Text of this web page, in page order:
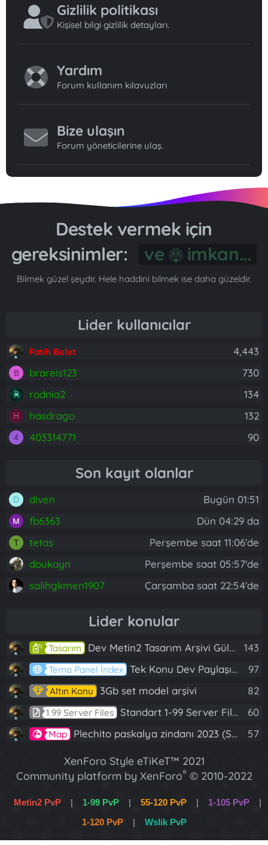
Gizlilik politikası
Kişisel bilgi gizlilik detayları.
Yardım
Forum kullanım kılavuzları
Bize ulaşın
Forum yöneticilerine ulaş.
Destek vermek için
gereksinimler:
Gönül...
Bilmek güzel şeydir. Hele haddini bilmek ise daha güzeldir.
Lider kullanıcılar
Fatih Bulut 4,443
B brareis123
730
rodnia2
134
H hasdrago 132
4 403314771 90
Son kayıt olanlar
D diven
Bugün 01:51
fb6363
Dün 04:29 da
T tetas
Perşembe saat 11:06'de
doukayn
Perşembe saat 05:57'de
salihgkmen1907
Çarşamba saat 22:54'de
Lider konular
Tasarım Dev Metin2 Tasarım Arşivi Güle Güle Kullanın 143
Tema Panel İndex Tek Konu Dev Paylaşım 10 Adet Server Tanıtım İndex 97
Altın Konu 3Gb set model arşivi 82
1 99 Server Files Standart 1-99 Server Files 60
Map Plechito paskalya zindanı 2023 (Spring Sanctuary dungeon) 57
XenForo Style eTiKeT™ 2021
Community platform by XenForo® © 2010-2022
[XGT] Forum statistics system- XenGenTr
Metin2 PvP | 1-99 PvP | 55-120 PvP | 1-105 PvP
|
1-120 PvP
| Wslik PvP